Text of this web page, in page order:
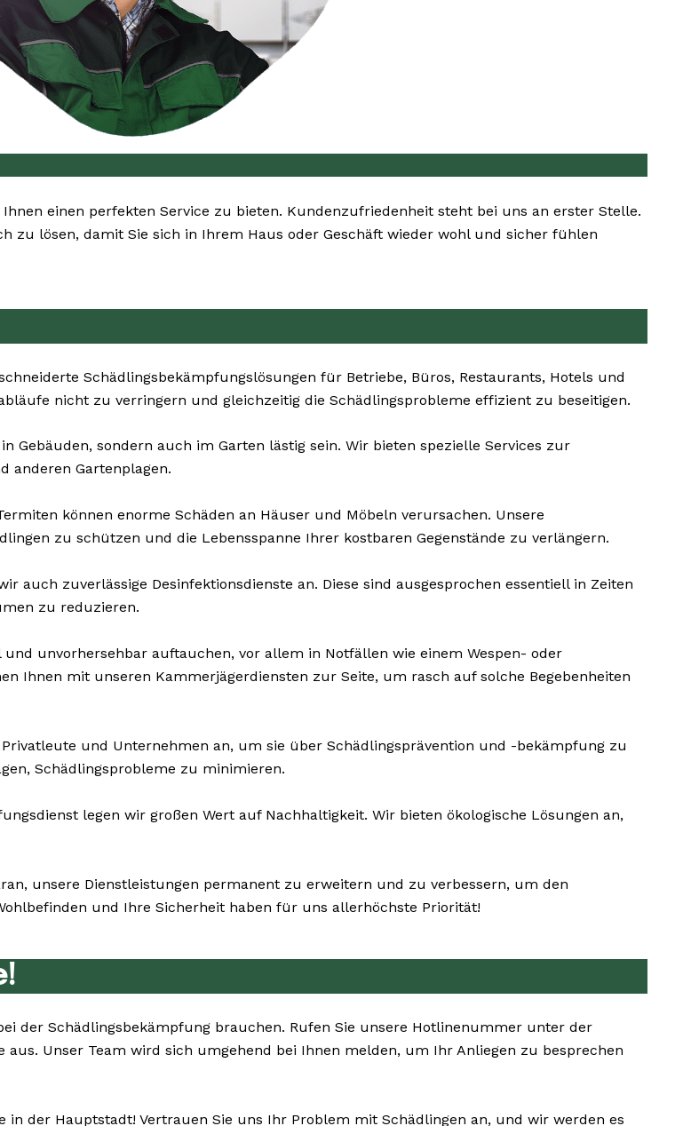
einen perfekten Service zu bieten. Kundenzufriedenheit steht bei uns an erster Stelle.
lösen, damit Sie sich in Ihrem Haus oder Geschäft wieder wohl und sicher fühlen
Schädlingsbekämpfungslösungen für Betriebe, Büros, Restaurants, Hotels und
nicht zu verringern und gleichzeitig die Schädlingsprobleme effizient zu beseitigen.
Gebäuden, sondern auch im Garten lästig sein. Wir bieten spezielle Services zur
anderen Gartenplagen.
können enorme Schäden an Häuser und Möbeln verursachen. Unsere
zu schützen und die Lebensspanne Ihrer kostbaren Gegenstände zu verlängern.
auch zuverlässige Desinfektionsdienste an. Diese sind ausgesprochen essentiell in Zeiten
zu reduzieren.
unvorhersehbar auftauchen, vor allem in Notfällen wie einem Wespen- oder
Ihnen mit unseren Kammerjägerdiensten zur Seite, um rasch auf solche Begebenheiten
und Unternehmen an, um sie über Schädlingsprävention und -bekämpfung zu
Schädlingsprobleme zu minimieren.
legen wir großen Wert auf Nachhaltigkeit. Wir bieten ökologische Lösungen an,
unsere Dienstleistungen permanent zu erweitern und zu verbessern, um den
und Ihre Sicherheit haben für uns allerhöchste Priorität!
der Schädlingsbekämpfung brauchen. Rufen Sie unsere Hotlinenummer unter der
Unser Team wird sich umgehend bei Ihnen melden, um Ihr Anliegen zu besprechen
in der Hauptstadt! Vertrauen Sie uns Ihr Problem mit Schädlingen an, und wir werden es